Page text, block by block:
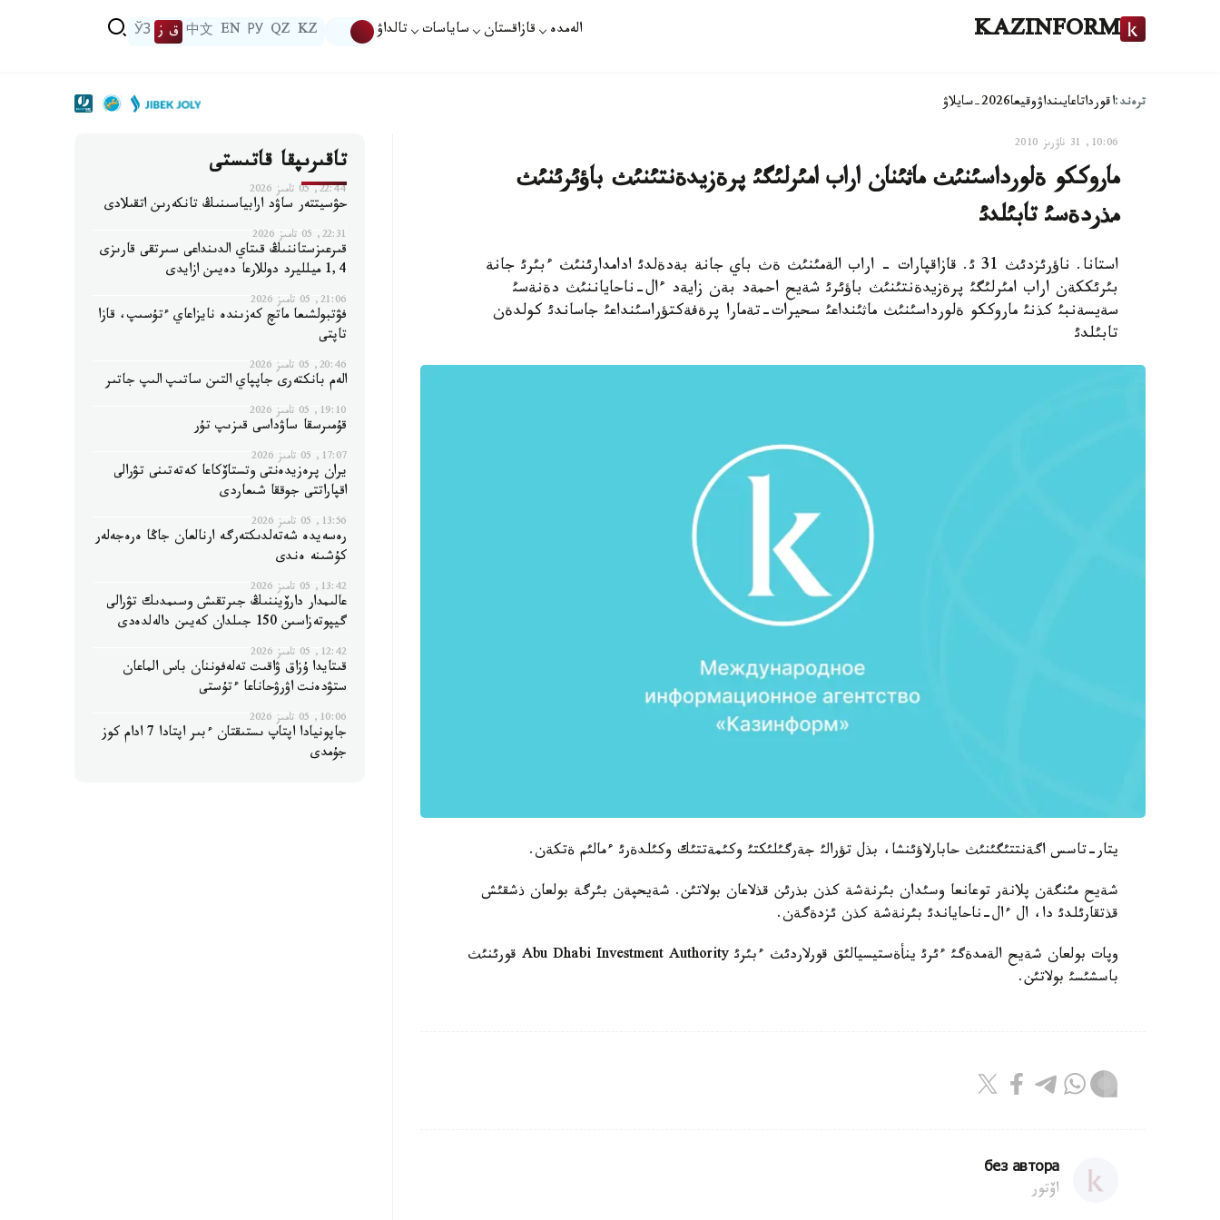
KAZINFORM الەمدە قازاقستان ساياسات تالداۋ KZ
QZ
РУ
EN
中文 ق ز ЎЗ
ترەند:اقورداتاعايىنداۋوقيعا2026-سايلاۋ
10:06, 31 ناۋرىز 2010
ماروككو ةلورداسئنئث ماثئنان اراب امئرلئگئ پرةزيدةنتئنئث باؤئرئنئث
مذردةسئ تابئلدئ
استانا. ناؤرئزدئث 31 ئ. قازاقپارات - اراب الةمئنئث ةث باي جانة بةدةلدئ ادامدارئنئث ءبئرئ جانة
بئرئككةن اراب امئرلئگئ پرةزيدةنتئنئث باؤئرئ شةيح احمةد بةن زايةد ءال-ناحاياننئث دةنةسئ
سةيسةنبئ كذنئ ماروككو ةلورداسئنئث ماثئنداعئ سحيرات-تةمارا پرةفةكتؤراسئنداعئ جاساندئ كولدةن
تابئلدئ
يتار-تاسس اگةنتتئگئنئث حابارلاؤئنشا، بذل تؤرالئ جةرگئلئكتئ وكئمةتتئك وكئلدةرئ ءمالئم ةتكةن.
شةيح مئنگةن پلانةر توعانعا وسئدان بئرنةشة كذن بذرئن قذلاعان بولاتئن. شةيحپةن بئرگة بولعان ذشقئش
قذتقارئلدئ دا، ال ءال-ناحاياندئ بئرنةشة كذن ئزدةگةن.
وپات بولعان شةيح الةمدةگئ ءئرئ ينأةستيسيالئق قورلاردئث ءبئرئ Abu Dhabi Investment Authority قورئنئث
باسشئسئ بولاتئن.
без автора
اۆتور
تاقىرىپقا قاتىستى
22:44, 05 تامىز 2026
حۋسيتتەر ساۋد ارابياسىنىڭ تانكەرىن اتقىلادى
22:31, 05 تامىز 2026
قىرعىزستاننىڭ قىتاي الدىنداعى سىرتقى قارىزى
1,4 ميلليرد دوللارعا دەيىن ازايدى
21:06, 05 تامىز 2026
فۋتبولشىعا ماتچ كەزىندە نايزاعاي ءتۇسىپ، قازا
تاپتى
20:46, 05 تامىز 2026
الەم بانكتەرى جاپپاي التىن ساتىپ الىپ جاتىر
19:10, 05 تامىز 2026
قۇمىرسقا ساۋداسى قىزىپ تۇر
17:07, 05 تامىز 2026
يران پرەزيدەنتى وتستاۆكاعا كەتەتىنى تۋرالى
اقپاراتتى جوققا شىعاردى
13:56, 05 تامىز 2026
رەسەيدە شەتەلدىكتەرگە ارنالعان جاڭا ەرەجەلەر
كۇشىنە ەندى
13:42, 05 تامىز 2026
عالىمدار دارۆيننىڭ جىرتقىش وسىمدىك تۋرالى
گيپوتەزاسىن 150 جىلدان كەيىن دالەلدەدى
12:42, 05 تامىز 2026
قىتايدا ۇزاق ۋاقىت تەلەفوننان باس الماعان
ستۋدەنت اۋرۋحاناعا ءتۇستى
10:06, 05 تامىز 2026
جاپونيادا اپتاپ ىستىقتان ءبىر اپتادا 7 ادام كوز
جۇمدى